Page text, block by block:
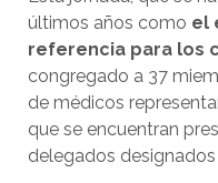
últimos años como el
referencia para los
congregado a 37
de médicos
que se encuentran
delegados